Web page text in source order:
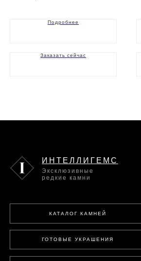
Подробнее
Заказать сейчас
КАТАЛОГ КАМНЕЙ
ГОТОВЫЕ УКРАШЕНИЯ
Эксклюзивные
редкие камни
ИНТЕЛЛИГЕМС